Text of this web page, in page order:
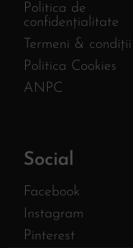
Politica de
confidențialitate
Termeni & condiții
Politica Cookies
ANPC
Social
Facebook
Instagram
Pinterest